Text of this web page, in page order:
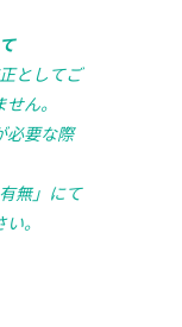
としてご
ん。
必要な際
無」にて
。